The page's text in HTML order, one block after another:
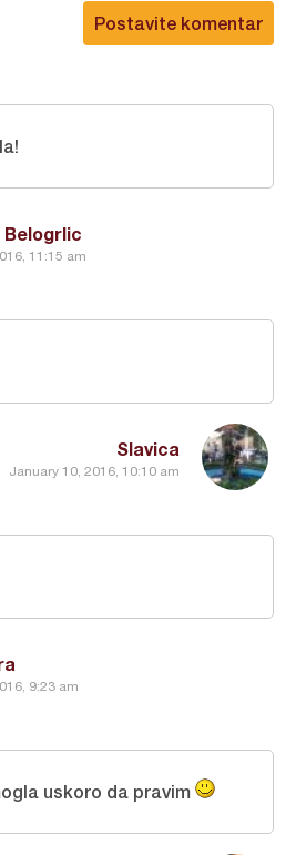
Postavite komentar
Belogrlic
11:15 am
Slavica
January 10, 2016, 10:10 am
9:23 am
uskoro da pravim